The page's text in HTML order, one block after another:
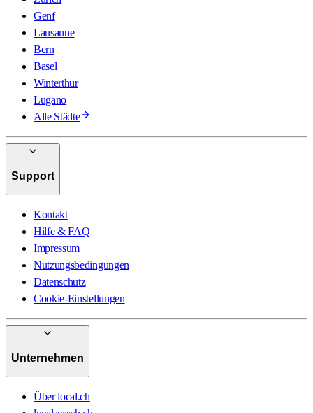
Genf
Lausanne
Bern
Basel
Winterthur
Lugano
Alle Städte
Support
Kontakt
Hilfe & FAQ
Impressum
Nutzungsbedingungen
Datenschutz
Cookie-Einstellungen
Unternehmen
Über local.ch